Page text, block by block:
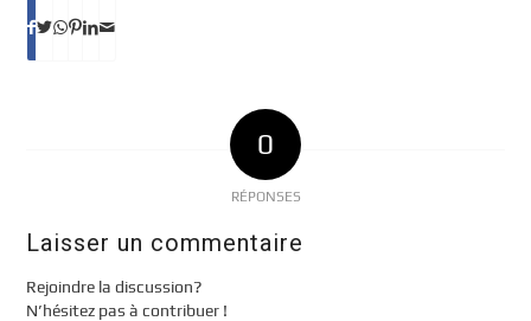
0
RÉPONSES
Laisser un commentaire
Rejoindre la discussion?
N’hésitez pas à contribuer !